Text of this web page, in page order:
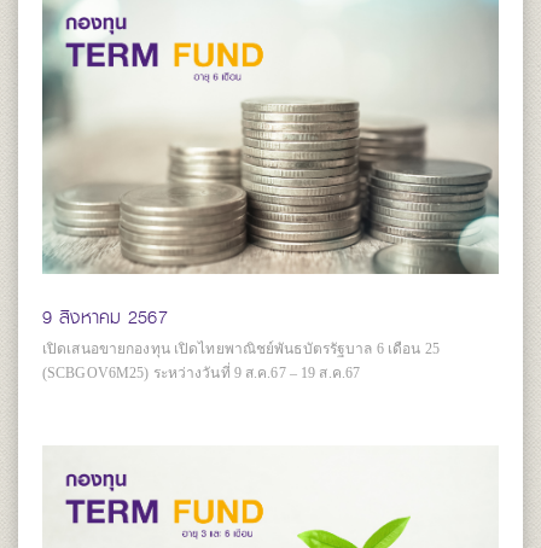
9 สิงหาคม 2567
เปิดเสนอขายกองทุน เปิดไทยพาณิชย์พันธบัตรรัฐบาล 6 เดือน 25
(SCBGOV6M25) ระหว่างวันที่ 9 ส.ค.67 – 19 ส.ค.67